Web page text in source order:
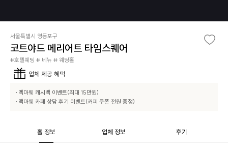
서울특별시 영등포구
코트야드 메리어트 타임스퀘어
#호텔웨딩 # 베뉴 # 웨딩홀
업체 제공 혜택
• 멕마웨 캐시백 이벤트(최대 15만원)
• 맥마웨 카페 상담 후기 이벤트(커피 쿠폰 전원 증정)
홀 정보 업체 정보 후기